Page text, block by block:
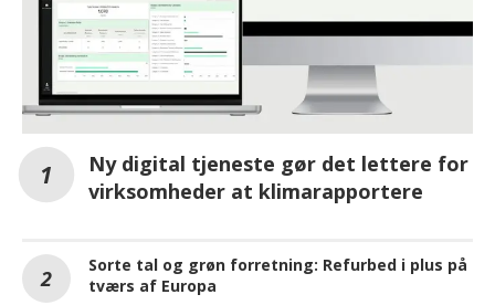
Ny digital tjeneste gør det lettere for
virksomheder at klimarapportere
Sorte tal og grøn forretning: Refurbed i plus på
tværs af Europa